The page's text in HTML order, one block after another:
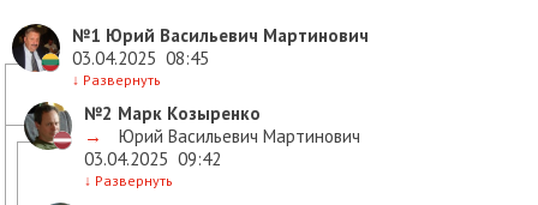
№1 Юрий Васильевич Мартинович
03.04.2025 08:45
↓ Развернуть
№2 Марк Козыренко
→
Юрий Васильевич Мартинович
03.04.2025 09:42
↓ Развернуть